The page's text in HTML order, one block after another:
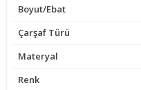
Boyut/Ebat
Çarşaf Türü
Materyal
Renk